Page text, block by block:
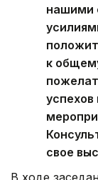
нашими
к
свое